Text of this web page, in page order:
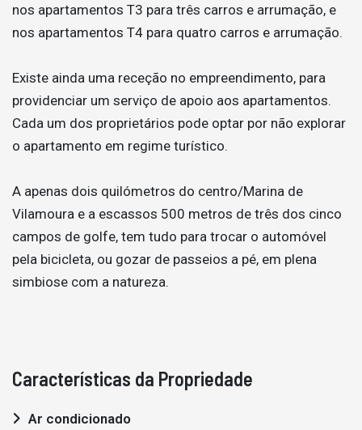
nos apartamentos T3 para três carros e arrumação, e
nos apartamentos T4 para quatro carros e arrumação.
Existe ainda uma receção no empreendimento, para
providenciar um serviço de apoio aos apartamentos.
Cada um dos proprietários pode optar por não explorar
o apartamento em regime turístico.
A apenas dois quilómetros do centro/Marina de
Vilamoura e a escassos 500 metros de três dos cinco
campos de golfe, tem tudo para trocar o automóvel
pela bicicleta, ou gozar de passeios a pé, em plena
simbiose com a natureza.
Características da Propriedade
Ar condicionado